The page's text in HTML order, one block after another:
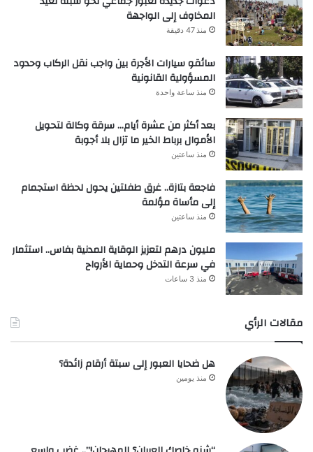
المخاوف إلى الواجهة
منذ 47 دقيقة
سائقو سيارات الأجرة بين واجب نقل الركاب وحدود
المسؤولية القانونية
منذ ساعة واحدة
بعد أكثر من عشرة أيام… سرقة وكالة لتحويل
الأموال برباط الخير ما تزال بلا أجوبة
منذ ساعتين
فاجعة بتازة.. غرق طفلتين يحول لحظة استجمام
إلى مأساة مؤلمة
منذ ساعتين
مليون درهم لتعزيز الوقاية المدنية بفاس.. استثمار
في سرعة التدخل وحماية الأرواح
منذ 3 ساعات
مقالات الرأي
هل ضحايا العبور إلى سبتة أرقام زائدة؟
منذ يومين